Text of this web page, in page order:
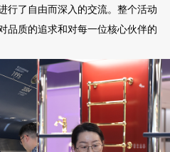
行了自由而深入的交流。整个活动
品质的追求和对每一位核心伙伴的